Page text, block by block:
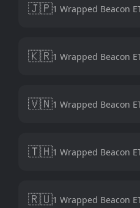
🇯🇵
🇰🇷
🇻🇳
🇹🇭
🇷🇺